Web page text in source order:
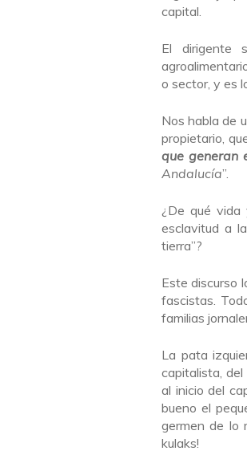
capital.
El dirigente
o sector, y es
Nos habla de
propietario,
que generan
Andalucía”.
¿De qué vida
esclavitud a
tierra”?
Este discurso
fascistas.
familias
La pata
capitalista, del
al inicio del
bueno el
germen de lo
kulaks!